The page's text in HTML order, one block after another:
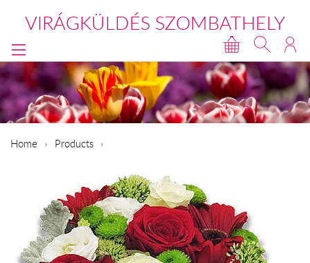
VIRÁGKÜLDÉS SZOMBATHELY
Home Products